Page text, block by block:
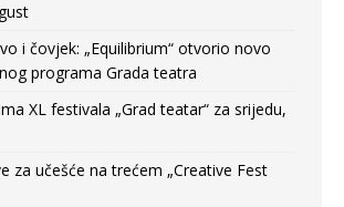
i čovjek: „Equilibrium“ otvorio novo
programa Grada teatra
XL festivala „Grad teatar“ za srijedu,
za učešće na trećem „Creative Fest